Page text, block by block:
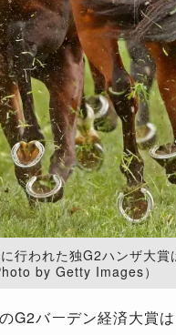
行われた独G2ハンザ大賞
by Getty Images）
G2バーデン経済大賞